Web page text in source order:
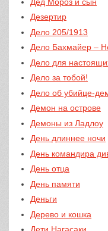
Дезертир
Дело 205/1913
Дело Бахмайер –
Дело для
Дело за тобой!
Дело об убийце-
Демон на острове
Демоны из Ладлоу
День длиннее ночи
День командира
День отца
День памяти
Деньги
Дерево и кошка